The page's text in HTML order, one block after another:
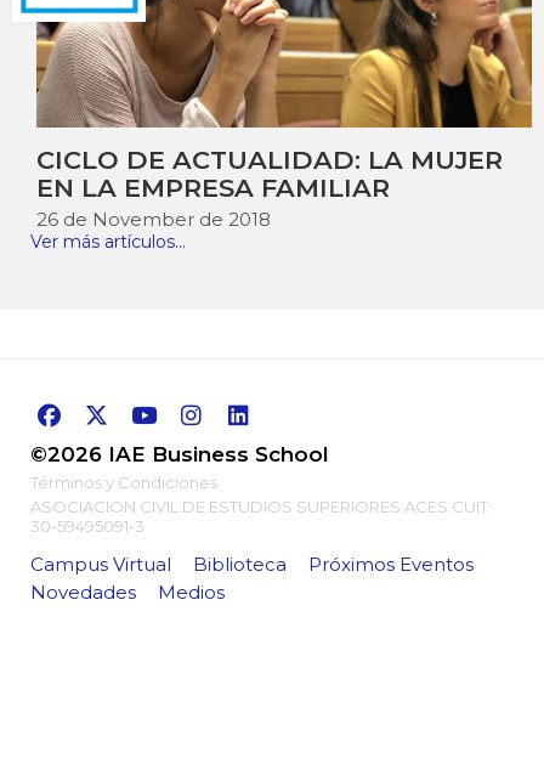
CICLO DE ACTUALIDAD: LA MUJER
EN LA EMPRESA FAMILIAR
26 de November de 2018
Ver más artículos...
©2026 IAE Business School
Términos y Condiciones
ASOCIACION CIVIL DE ESTUDIOS SUPERIORES ACES CUIT:
30-59495091-3
Campus Virtual Biblioteca
Próximos Eventos
Novedades
Medios